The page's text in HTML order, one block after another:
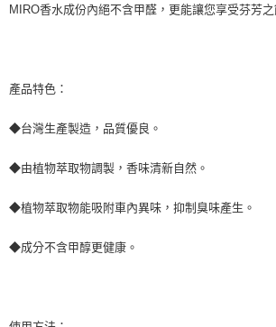
客戶支援中心」https://
易，需依本服務之必要範圍內提供個人資料，並將交
權轉讓予恩沛科技股份有限公司。
https://aftee.tw/terms/#terms3
「AFTEE先享後付」，若未經同意申辦者引起之損失
任。
時審查核予不同之上限額度；若仍有額度不足之情形
５．嚴禁一人註冊多個帳號或使用他人資訊註冊。若
每筆NT$70，滿NT$490(含以上)免運費
付款後7-11取貨 (運費70$)
每筆NT$70，滿NT$490(含以上)免運費
MIRO香水成份內絕不含甲醛，更能讓您享受芬芳
產品特色：
◆台灣生產製造，品質優良。
◆由植物萃取物調製，香味清新自然。
◆植物萃取物能吸附車內異味，抑制臭味產生。
◆成分不含甲醇更健康。